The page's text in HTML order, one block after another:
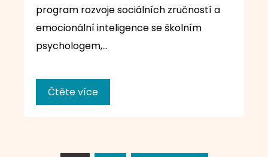
program rozvoje sociálních zručností a
emocionální inteligence se školním
psychologem,…
Čtěte více